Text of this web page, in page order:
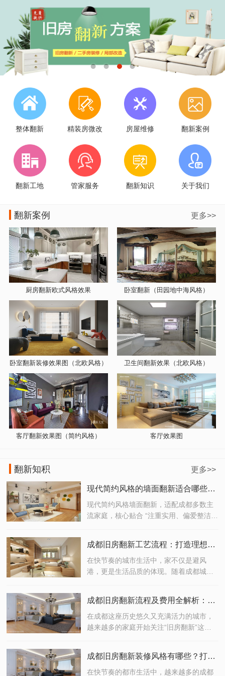
整体翻新 精装房微改 房屋维修 翻新案例
翻新工地 管家服务 翻新知识 关于我们
翻新案例 更多>>
厨房翻新欧式风格效果 卧室翻新（田园地中海风格）
卧室翻新装修效果图（北欧风格） 卫生间翻新效果（北欧风格）
客厅翻新效果图（简约风格） 客厅效果图
翻新知积 更多>>
现代简约风格的墙面翻新适合哪些成都家庭？
现代简约风格墙面翻新，适配成都多数主
流家庭，核心贴合 “注重实用、偏爱整洁、
成都旧房翻新工艺流程：打造理想家居的完美之选
在快节奏的城市生活中，家不仅是避风
港，更是生活品质的体现。随着成都城市
行翻新改造，那么了解一套科学、高效的
成都旧房翻新工艺流程，将是开启理想生
活的重要一步。
成都旧房翻新流程及费用全解析：打造理想家居的高效指南
在成都这座历史悠久又充满活力的城市，
越来越多的家庭开始关注“旧房翻新”这一
成为现代家庭改善居住环境的重要选择。
但你是否清楚成都旧房翻新的完整流程？
成都旧房翻新装修风格有哪些？打造你的理想生活空间！
在快节奏的都市生活中，越来越多的成都